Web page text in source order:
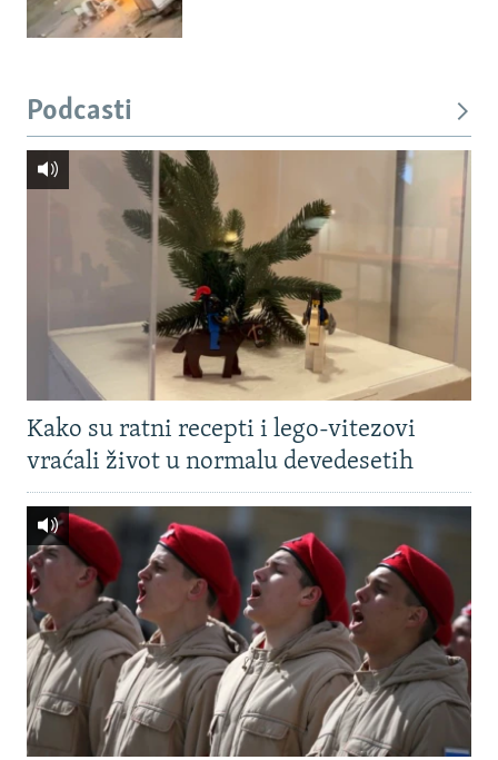
Podcasti
Kako su ratni recepti i lego-vitezovi
vraćali život u normalu devedesetih